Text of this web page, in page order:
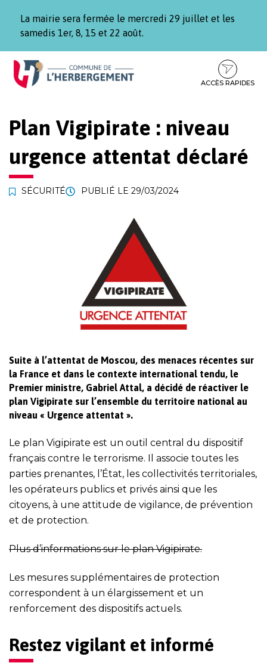
La mairie sera fermée le mercredi 29 juillet et les
samedis 1er, 8, 15 et 22 août.
Aller
Aller
contenu
Aller
pied
ACCÈS RAPIDES
Plan Vigipirate : niveau
urgence attentat déclaré
SÉCURITÉ PUBLIÉ LE 29/03/2024
Suite à l’attentat de Moscou, des menaces récentes sur
la France et dans le contexte international tendu, le
Premier ministre, Gabriel Attal, a décidé de réactiver le
plan Vigipirate sur l’ensemble du territoire national au
niveau « Urgence attentat ».
Le plan Vigipirate est un outil central du dispositif
français contre le terrorisme. Il associe toutes les
parties prenantes, l’État, les collectivités territoriales,
les opérateurs publics et privés ainsi que les
citoyens, à une attitude de vigilance, de prévention
et de protection.
Plus d’informations sur le plan Vigipirate.
Les mesures supplémentaires de protection
correspondent à un élargissement et un
renforcement des dispositifs actuels.
Restez vigilant et informé